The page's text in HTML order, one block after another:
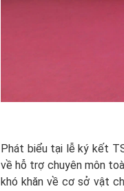
Phát biểu tại lễ ký kết
về hỗ trợ chuyên môn
khó khăn về cơ sở vật